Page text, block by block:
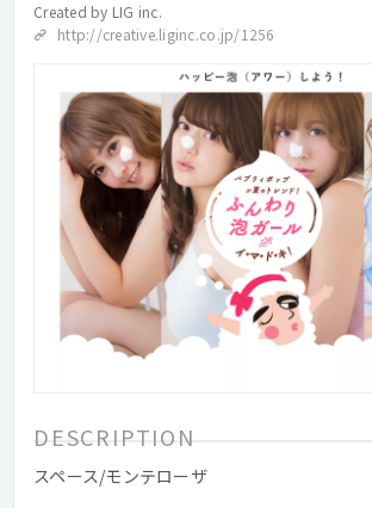
Created by LIG inc.
http://creative.liginc.co.jp/1256
DESCRIPTION
スペース/モンテローザ